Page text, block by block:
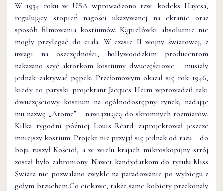
W 1934 roku w USA wprowadzono tzw. kodeks Hayesa,
regulujący stopień nagości ukazywanej na ekranie oraz
sposób filmowania kostiumów. Kąpielówki absolutnie nie
mogły przylegać do ciała. W czasie II wojny światowej, z
uwagi na oszczędności, hollywoodzkim producentom
nakazano szyć aktorkom kostiumy dwuczęściowe – musiały
jednak zakrywać pępek. Przełomowym okazał się rok 1946,
kiedy to paryski projektant Jacques Heim wprowadził taki
dwuczęściowy kostium na ogólnodostępny rynek, nadając
mu nazwę „Atome” – nawiązującą do skromnych rozmiarów.
Kilka tygodni później Louis Réard zaprojektował jeszcze
mniejszy kostium. Projekt nie przyjął się jednak od razu – do
boju ruszył Kościół, a w wielu krajach mikroskopijny strój
został było zabroniony. Nawet kandydatkom do tytułu Miss
Świata nie pozwalano zwykle na paradowanie po wybiegu z
gołym brzuchem.Co ciekawe, także same kobiety przekonały